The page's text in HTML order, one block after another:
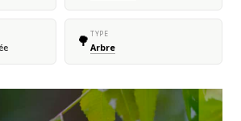
🌳 TYPE
Arbre